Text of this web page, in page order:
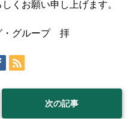
くお願い申し上げます。
・グループ 拝
次の記事